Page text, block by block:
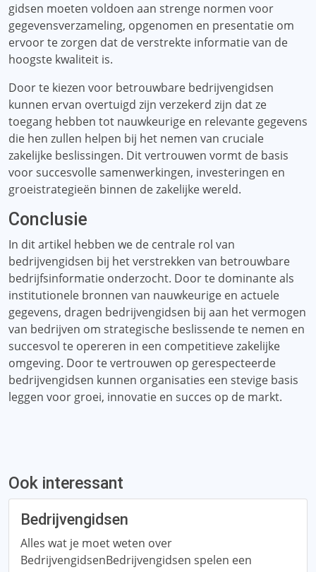
gidsen moeten voldoen aan strenge normen voor
gegevensverzameling, opgenomen en presentatie om
ervoor te zorgen dat de verstrekte informatie van de
hoogste kwaliteit is.
Door te kiezen voor betrouwbare bedrijvengidsen
kunnen ervan overtuigd zijn verzekerd zijn dat ze
toegang hebben tot nauwkeurige en relevante gegevens
die hen zullen helpen bij het nemen van cruciale
zakelijke beslissingen. Dit vertrouwen vormt de basis
voor succesvolle samenwerkingen, investeringen en
groeistrategieën binnen de zakelijke wereld.
Conclusie
In dit artikel hebben we de centrale rol van
bedrijvengidsen bij het verstrekken van betrouwbare
bedrijfsinformatie onderzocht. Door te dominante als
institutionele bronnen van nauwkeurige en actuele
gegevens, dragen bedrijvengidsen bij aan het vermogen
van bedrijven om strategische beslissende te nemen en
succesvol te opereren in een competitieve zakelijke
omgeving. Door te vertrouwen op gerespecteerde
bedrijvengidsen kunnen organisaties een stevige basis
leggen voor groei, innovatie en succes op de markt.
Ook interessant
Bedrijvengidsen
Alles wat je moet weten over
BedrijvengidsenBedrijvengidsen spelen een